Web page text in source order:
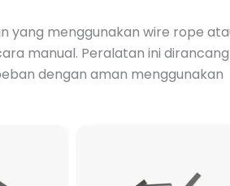
yang menggunakan wire rope
manual. Peralatan ini dirancang
dengan aman menggunakan